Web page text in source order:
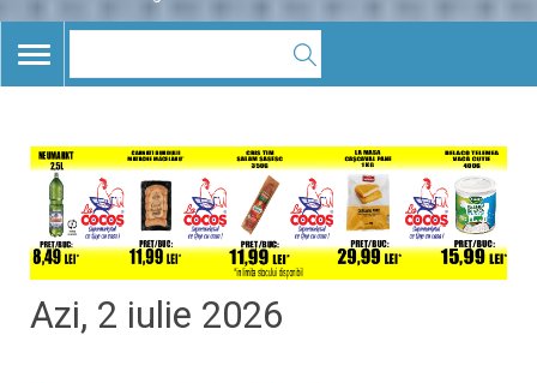
TOGGLE
NAVIGATION
​​​​​​​Azi, 2 iulie 2026